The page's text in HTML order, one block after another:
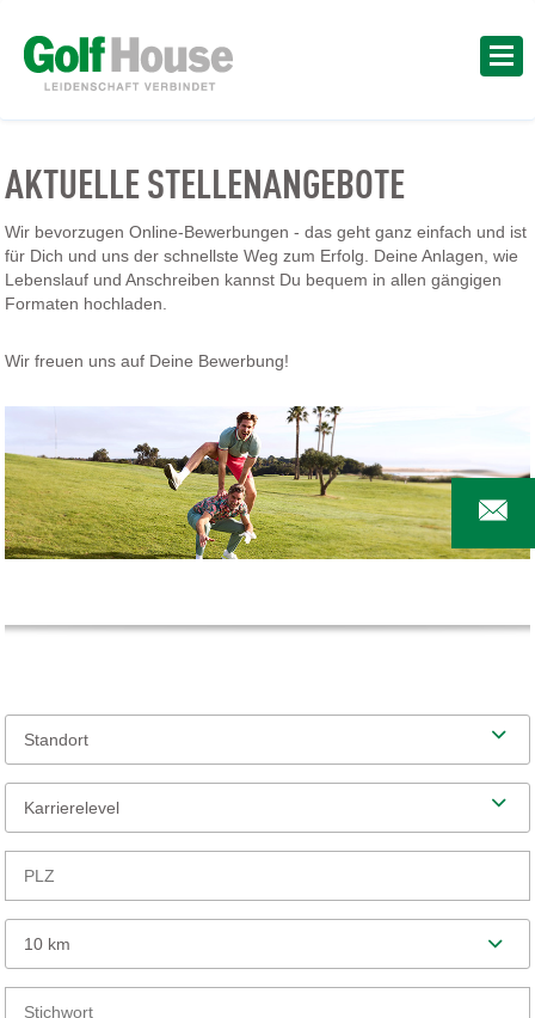
AKTUELLE STELLENANGEBOTE
Wir bevorzugen Online-Bewerbungen - das geht ganz einfach und ist
für Dich und uns der schnellste Weg zum Erfolg. Deine Anlagen, wie
Lebenslauf und Anschreiben kannst Du bequem in allen gängigen
Formaten hochladen.
Wir freuen uns auf Deine Bewerbung!
Standort
Karrierelevel
10 km